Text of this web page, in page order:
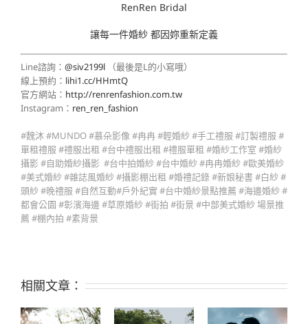
RenRen Bridal
讓每一件婚紗 都因妳重新定義
Line諮詢： @siv2199l（最後是L的小寫哦）
線上預約： lihi1.cc/HHmtQ
官方網站： http://renrenfashion.com.tw
Instagram： ren_ren_fashion
#魏沐 #MUNDO #慕朵影像 #冉冉 #輕婚紗 #手工禮服 #訂製禮服 #
單租禮服 #禮服出租 #台中禮服出租 #禮服單租 #婚紗工作室 #婚紗
攝影 #自助婚紗攝影 #台中拍婚紗 #台中婚紗 #冉冉婚紗 #歐美婚紗
#美式婚紗 #雜誌風婚紗 #攝影棚出租 #婚禮記錄 #新娘秘書 #白紗 #
頭紗 #晚禮服 #自然互動#戶外紀實 #台中婚紗景點推薦 #海邊婚紗 #
都會公園 #彰濱海邊 #草原婚紗 #街拍 #街景 #中部美式婚紗 場景推
薦 #棚內拍 #素背景
相關文章：